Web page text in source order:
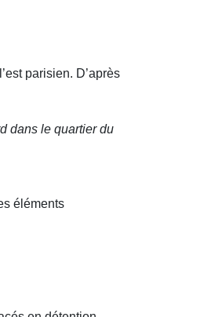
parisien. D’après
dans le quartier du
éléments